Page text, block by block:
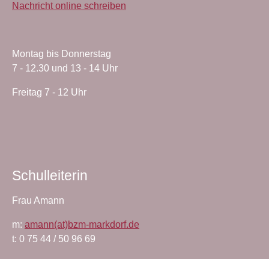
Nachricht online schreiben
Montag bis Donnerstag
7 - 12.30 und 13 - 14 Uhr
Freitag 7 - 12 Uhr
Schulleiterin
Frau Amann
m: amann(at)bzm-markdorf.de
t: 0 75 44 / 50 96 69